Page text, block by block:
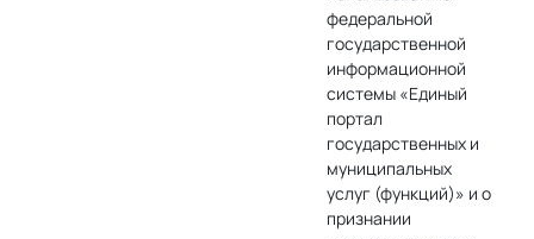
федеральной
государственной
информационной
системы «Единый
портал
государственных и
муниципальных
услуг (функций)» и о
признании